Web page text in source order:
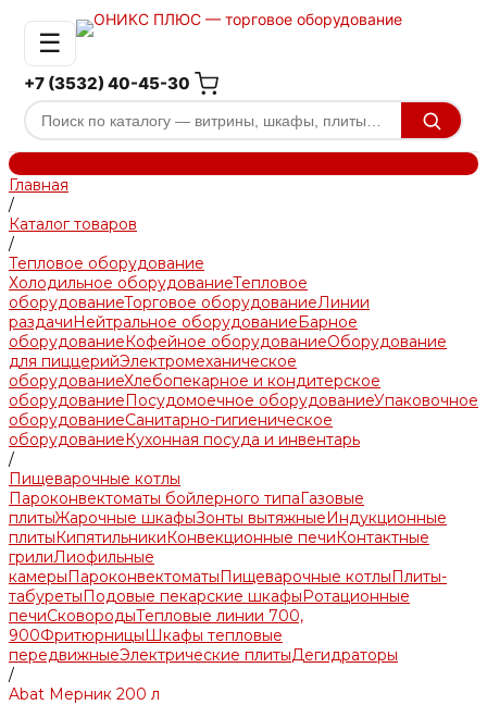
☰
+7 (3532) 40-45-30
Главная
/
Каталог товаров
/
Тепловое оборудование
Холодильное оборудованиеТепловое
оборудованиеТорговое оборудованиеЛинии
раздачиНейтральное оборудованиеБарное
оборудованиеКофейное оборудованиеОборудование
для пиццерийЭлектромеханическое
оборудованиеХлебопекарное и кондитерское
оборудованиеПосудомоечное оборудованиеУпаковочное
оборудованиеСанитарно-гигиеническое
оборудованиеКухонная посуда и инвентарь
/
Пищеварочные котлы
Пароконвектоматы бойлерного типаГазовые
плитыЖарочные шкафыЗонты вытяжныеИндукционные
плитыКипятильникиКонвекционные печиКонтактные
грилиЛиофильные
камерыПароконвектоматыПищеварочные котлыПлиты-
табуретыПодовые пекарские шкафыРотационные
печиСковородыТепловые линии 700,
900ФритюрницыШкафы тепловые
передвижныеЭлектрические плитыДегидраторы
/
Abat Мерник 200 л